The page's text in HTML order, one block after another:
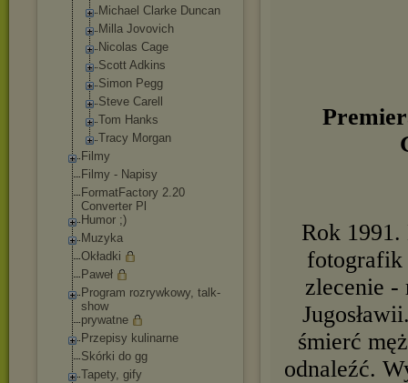
Michael Clarke Duncan
Milla Jovovich
Nicolas Cage
Scott Adkins
Simon Pegg
Steve Carell
Tom Hanks
Tracy Morgan
Filmy
Filmy - Napisy
FormatFactory 2.20
Converter Pl
Humor ;)
Muzyka
Okładki
Paweł
Program rozrywkowy, talk-
show
prywatne
Przepisy kulinarne
Skórki do gg
Tapety, gify
Rok
fotografik
zlecenie -
śmierć
odnaleźć.